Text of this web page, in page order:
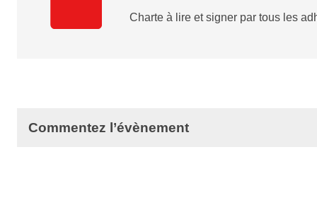
Charte à lire et signer par tous les
Commentez l’évènement